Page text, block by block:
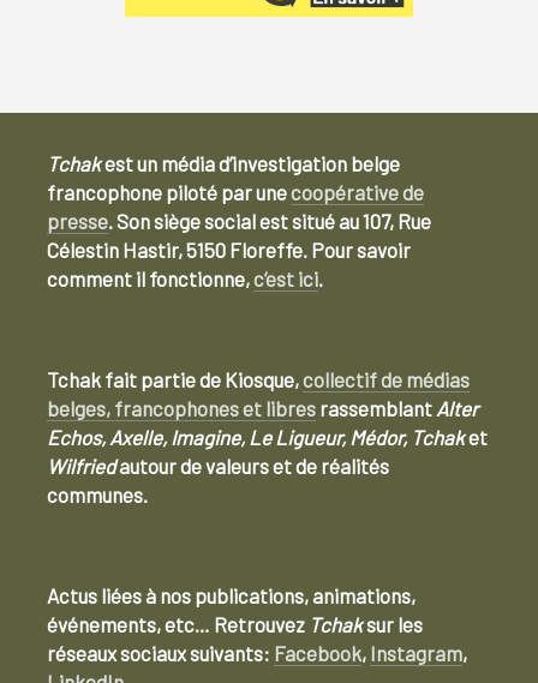
Tchakest un média d’investigation belge
francophone piloté par unecoopérative de
presse. Son siège social est situé au 107, Rue
Célestin Hastir, 5150 Floreffe. Pour savoir
comment il fonctionne,c’est ici.
Tchak fait partie de Kiosque,collectif de médias
belges, francophones et libres rassemblant Alter
Echos, Axelle, Imagine, Le Ligueur, Médor, Tchaket
Wilfriedautour de valeurs et de réalités
communes.
Actus liées à nos publications, animations,
événements, etc… Retrouvez Tchaksur les
réseaux sociaux suivants: Facebook, Instagram,